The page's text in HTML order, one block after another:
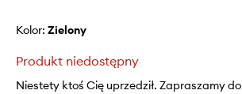
Kolor: zielony
Produkt niedostępny
Niestety ktoś Cię uprzedził. Zapraszamy